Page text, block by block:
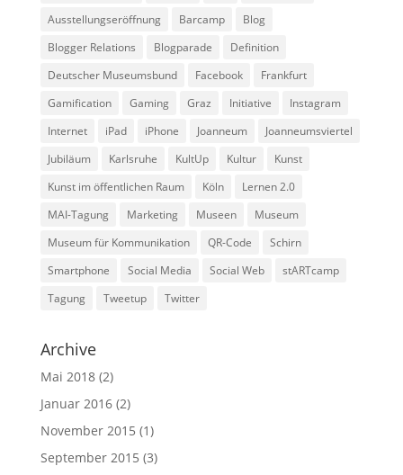
Ausstellungseröffnung
Barcamp
Blog
Blogger Relations
Blogparade
Definition
Deutscher Museumsbund
Facebook
Frankfurt
Gamification
Gaming Graz Initiative
Instagram
Internet
iPad iPhone Joanneum
Joanneumsviertel
Jubiläum
Karlsruhe KultUp Kultur
Kunst
Kunst im öffentlichen Raum
Köln
Lernen 2.0
MAI-Tagung
Marketing Museen
Museum
Museum für Kommunikation
QR-Code
Schirn
Smartphone
Social Media Social Web
stARTcamp
Tagung
Tweetup Twitter
Archive
Mai 2018(2)
Januar 2016(2)
November 2015 (1)
September 2015 (3)